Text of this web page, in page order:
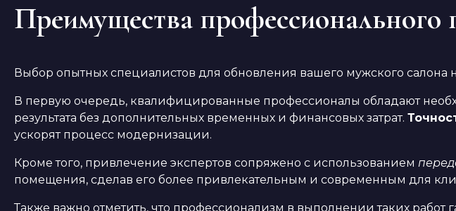
Преимущества профессионального
Выбор опытных специалистов для обновления вашего мужского салона
В первую очередь, квалифицированные профессионалы обладают
результата без дополнительных временных и финансовых затрат.
ускорят процесс модернизации.
Кроме того, привлечение экспертов сопряжено с использованием
помещения, сделав его более привлекательным и современным для
Также важно отметить, что профессионализм в выполнении таких работ